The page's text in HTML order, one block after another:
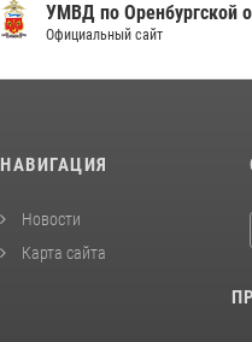
УМВД по Оренбургской
Официальный сайт
НАВИГАЦИЯ
Новости
Карта сайта